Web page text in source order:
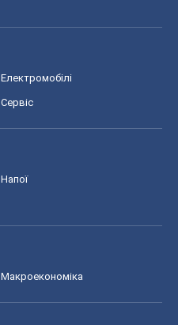
Електромобілі
Сервіс
Напої
Макроекономіка